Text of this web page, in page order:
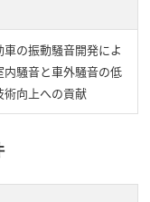
車の振動騒音開発によ
内騒音と車外騒音の低
術向上への貢献